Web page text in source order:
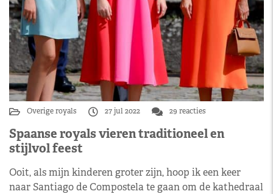
Overige royals 27 jul 2022 29 reacties
Spaanse royals vieren traditioneel en
stijlvol feest
Ooit, als mijn kinderen groter zijn, hoop ik een keer
naar Santiago de Compostela te gaan om de kathedraal